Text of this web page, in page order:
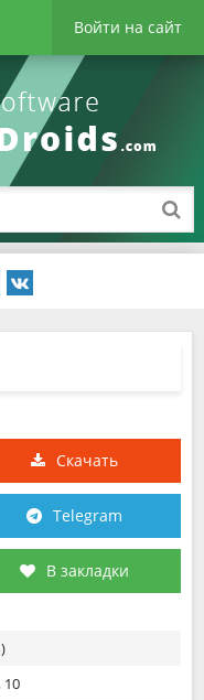
Войти на сайт
Скачать
Telegram
В закладки
10